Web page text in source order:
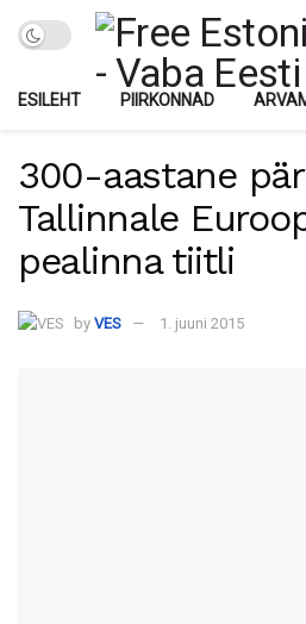
ESILEHT PIIRKONNAD
300-aastane
Tallinnale
pealinna tiitli
by VES 1. juuni 2015